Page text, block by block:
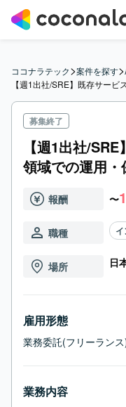
ココナラテック>案件を探す>
【週1出社/SRE】既存サー
募集終了
【週1出社/
領域での運用・
報酬 〜
職種
場所 日
雇用形態
業務委託(フリーラン
業務内容